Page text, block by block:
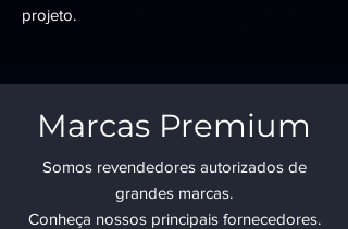
projeto.
Marcas Premium
Somos revendedores autorizados de
grandes marcas.
Conheça nossos principais fornecedores.